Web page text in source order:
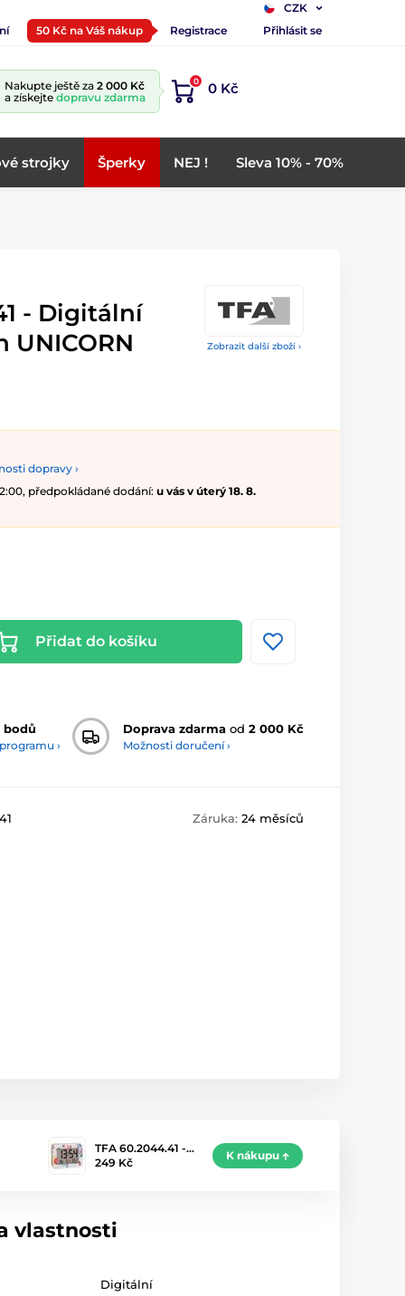
CZK
50 Kč na Váš nákup Registrace Přihlásit se
Nakupte ještě za 2 000 Kč
a získejte dopravu zdarma
0 0 Kč
strojky Šperky NEJ ! Sleva 10% - 70%
Zobrazit další zboží ›
- Digitální
UNICORN
dopravy ›
předpokládané dodání: u vás v úterý 18. 8.
Přidat do košíku
bodů
›
Doprava zdarma od 2 000 Kč
Možnosti doručení ›
Záruka: 24 měsíců
TFA 60.2044.41 -…
249 Kč
K nákupu
vlastnosti
Digitální